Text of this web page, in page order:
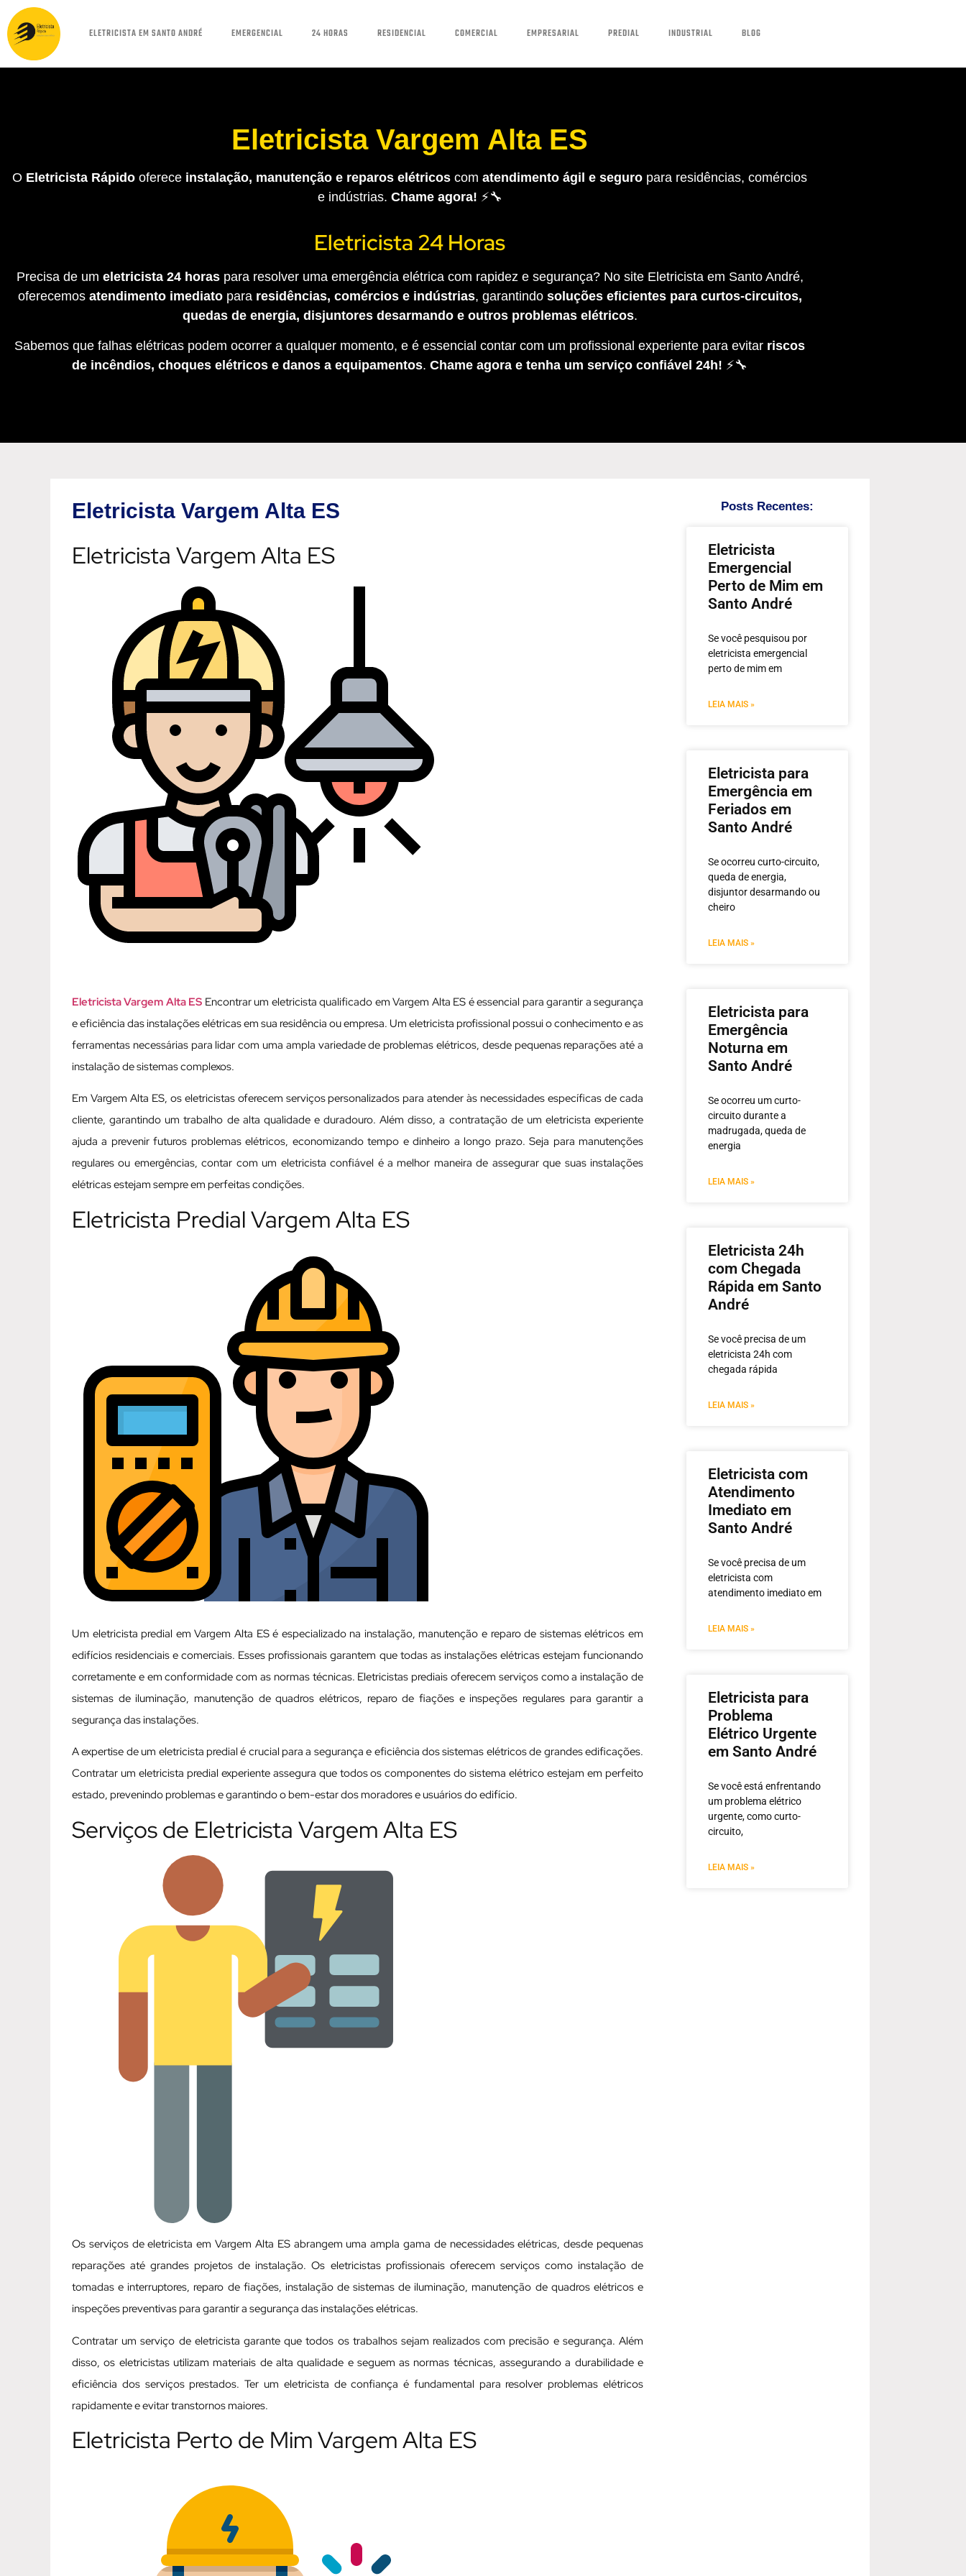
ELETRICISTA EM SANTO ANDRÉ EMERGENCIAL 24 HORAS RESIDENCIAL COMERCIAL EMPRESARIAL PREDIAL INDUSTRIAL BLOG
Eletricista Vargem Alta ES
O Eletricista Rápido oferece instalação, manutenção e reparos elétricos com atendimento ágil e seguro para residências, comércios
e indústrias. Chame agora! ⚡🔧
Eletricista 24 Horas
Precisa de um eletricista 24 horaspara resolver uma emergência elétrica com rapidez e segurança? No site Eletricista em Santo André,
oferecemos atendimento imediatopara residências, comércios e indústrias, garantindo soluções eficientes para curtos-circuitos,
quedas de energia, disjuntores desarmando e outros problemas elétricos.
Sabemos que falhas elétricas podem ocorrer a qualquer momento, e é essencial contar com um profissional experiente para evitar riscos
de incêndios, choques elétricos e danos a equipamentos. Chame agora e tenha um serviço confiável 24h! ⚡🔧
Eletricista Vargem Alta ES
Eletricista Vargem Alta ES
Eletricista Vargem Alta ES Encontrar um eletricista qualificado em Vargem Alta ES é essencial para garantir a segurança
e eficiência das instalações elétricas em sua residência ou empresa. Um eletricista profissional possui o conhecimento e as
ferramentas necessárias para lidar com uma ampla variedade de problemas elétricos, desde pequenas reparações até a
instalação de sistemas complexos.
Em Vargem Alta ES, os eletricistas oferecem serviços personalizados para atender às necessidades específicas de cada
cliente, garantindo um trabalho de alta qualidade e duradouro. Além disso, a contratação de um eletricista experiente
ajuda a prevenir futuros problemas elétricos, economizando tempo e dinheiro a longo prazo. Seja para manutenções
regulares ou emergências, contar com um eletricista confiável é a melhor maneira de assegurar que suas instalações
elétricas estejam sempre em perfeitas condições.
Eletricista Predial Vargem Alta ES
Um eletricista predial em Vargem Alta ES é especializado na instalação, manutenção e reparo de sistemas elétricos em
edifícios residenciais e comerciais. Esses profissionais garantem que todas as instalações elétricas estejam funcionando
corretamente e em conformidade com as normas técnicas. Eletricistas prediais oferecem serviços como a instalação de
sistemas de iluminação, manutenção de quadros elétricos, reparo de fiações e inspeções regulares para garantir a
segurança das instalações.
A expertise de um eletricista predial é crucial para a segurança e eficiência dos sistemas elétricos de grandes edificações.
Contratar um eletricista predial experiente assegura que todos os componentes do sistema elétrico estejam em perfeito
estado, prevenindo problemas e garantindo o bem-estar dos moradores e usuários do edifício.
Serviços de Eletricista Vargem Alta ES
Os serviços de eletricista em Vargem Alta ES abrangem uma ampla gama de necessidades elétricas, desde pequenas
reparações até grandes projetos de instalação. Os eletricistas profissionais oferecem serviços como instalação de
tomadas e interruptores, reparo de fiações, instalação de sistemas de iluminação, manutenção de quadros elétricos e
inspeções preventivas para garantir a segurança das instalações elétricas.
Contratar um serviço de eletricista garante que todos os trabalhos sejam realizados com precisão e segurança. Além
disso, os eletricistas utilizam materiais de alta qualidade e seguem as normas técnicas, assegurando a durabilidade e
eficiência dos serviços prestados. Ter um eletricista de confiança é fundamental para resolver problemas elétricos
rapidamente e evitar transtornos maiores.
Eletricista Perto de Mim Vargem Alta ES
Posts Recentes:
Eletricista
Emergencial
Perto de Mim em
Santo André
Se você pesquisou por
eletricista emergencial
perto de mim em
LEIA MAIS »
Eletricista para
Emergência em
Feriados em
Santo André
Se ocorreu curto-circuito,
queda de energia,
disjuntor desarmando ou
cheiro
LEIA MAIS »
Eletricista para
Emergência
Noturna em
Santo André
Se ocorreu um curto-
circuito durante a
madrugada, queda de
energia
LEIA MAIS »
Eletricista 24h
com Chegada
Rápida em Santo
André
Se você precisa de um
eletricista 24h com
chegada rápida
LEIA MAIS »
Eletricista com
Atendimento
Imediato em
Santo André
Se você precisa de um
eletricista com
atendimento imediato em
LEIA MAIS »
Eletricista para
Problema
Elétrico Urgente
em Santo André
Se você está enfrentando
um problema elétrico
urgente, como curto-
circuito,
LEIA MAIS »